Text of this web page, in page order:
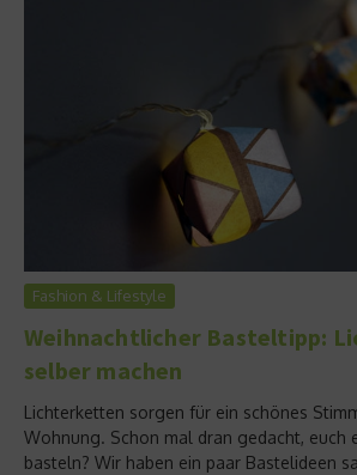
Fashion & Lifestyle
Weihnachtlicher Basteltipp:
selber machen
Lichterketten sorgen für ein schönes
Wohnung. Schon mal dran gedacht, euch
basteln? Wir haben ein paar Bastelideen